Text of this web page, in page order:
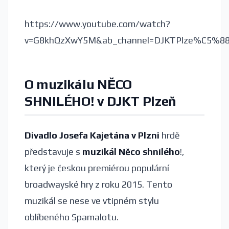
https://www.youtube.com/watch?
O muzikálu NĚCO
SHNILÉHO! v DJKT Plzeň
Divadlo Josefa Kajetána v Plzni hrdě
představuje s muzikál Něco shnilého!,
který je českou premiérou populární
broadwayské hry z roku 2015. Tento
muzikál se nese ve vtipném stylu
oblíbeného Spamalotu.